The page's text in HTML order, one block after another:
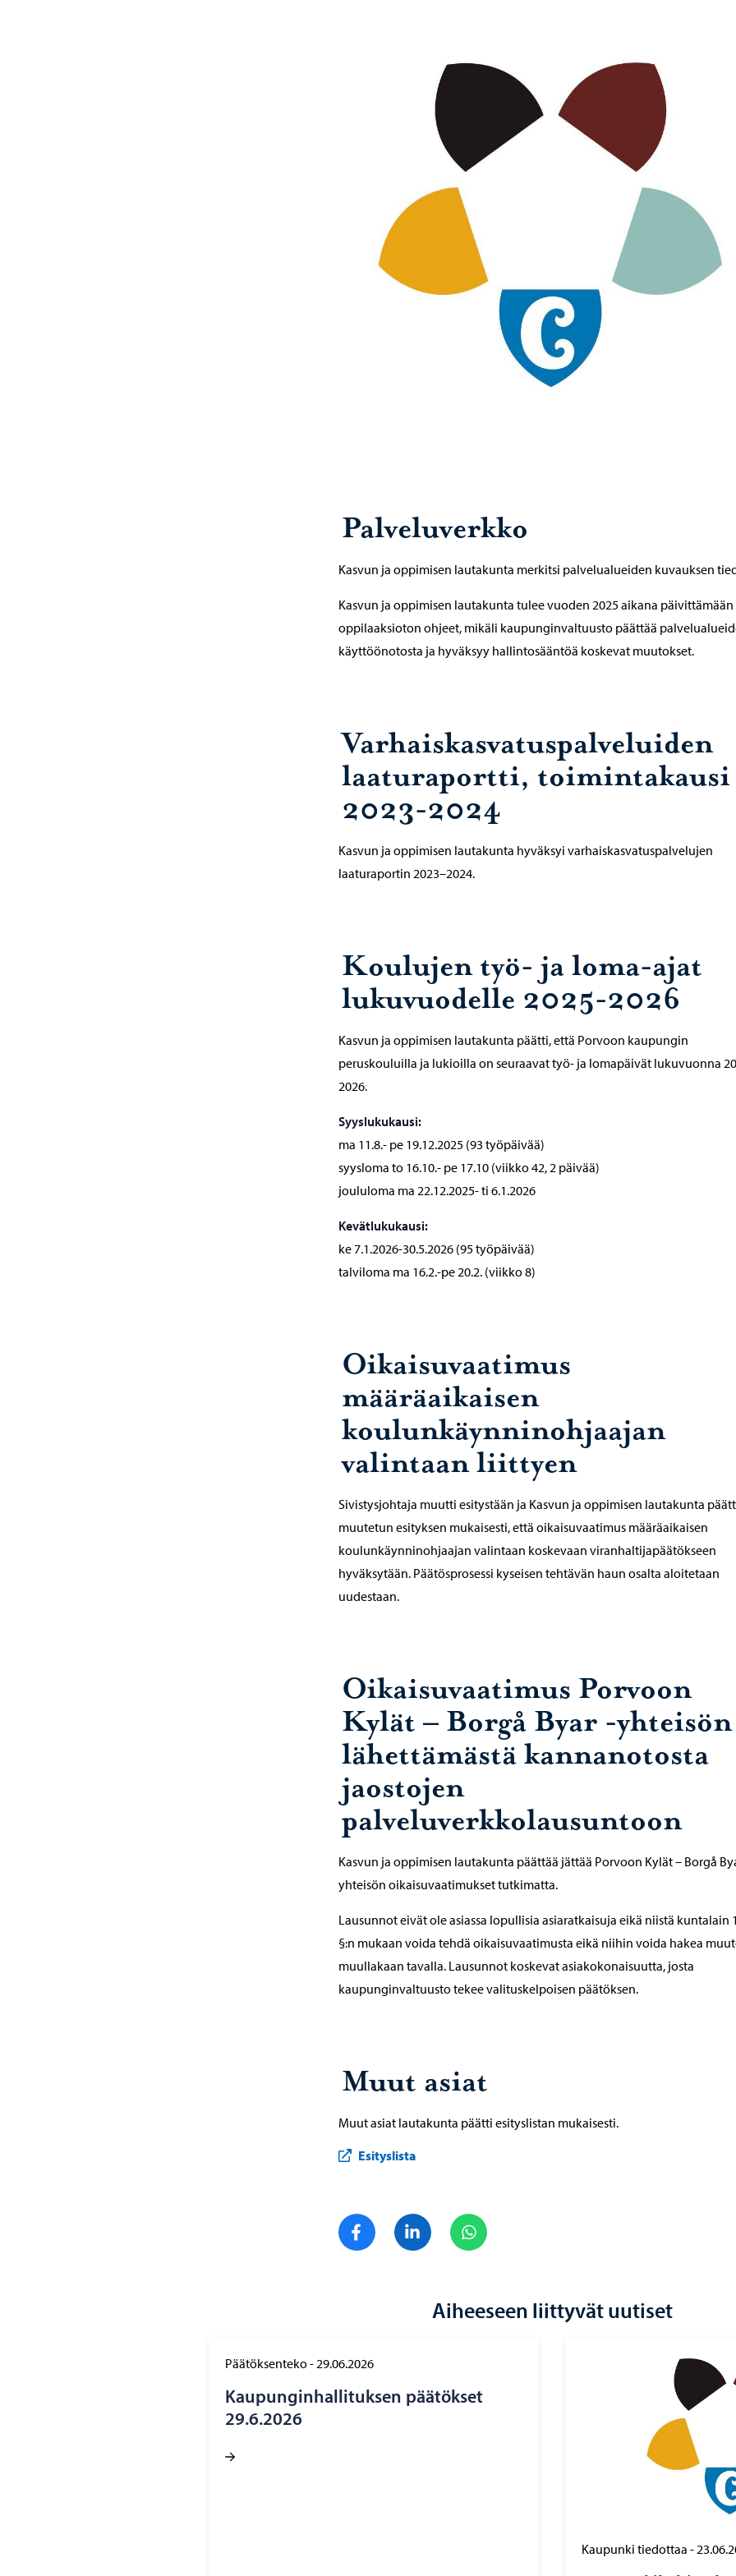
Palveluverkko
Kasvun ja oppimisen lautakunta merkitsi palvelualueiden kuvauksen
Kasvun ja oppimisen lautakunta tulee vuoden 2025 aikana päivittämään
oppilaaksioton ohjeet, mikäli kaupunginvaltuusto päättää
käyttöönotosta ja hyväksyy hallintosääntöä koskevat muutokset.
Varhaiskasvatuspalveluiden
laaturaportti, toimintakausi
2023-2024
Kasvun ja oppimisen lautakunta hyväksyi varhaiskasvatuspalvelujen
laaturaportin 2023–2024.
Koulujen työ- ja loma-ajat
lukuvuodelle 2025-2026
Kasvun ja oppimisen lautakunta päätti, että Porvoon kaupungin
peruskouluilla ja lukioilla on seuraavat työ- ja lomapäivät lukuvuonna
2026.
Syyslukukausi:
ma 11.8.- pe 19.12.2025 (93 työpäivää)
syysloma to 16.10.- pe 17.10 (viikko 42, 2 päivää)
joululoma ma 22.12.2025- ti 6.1.2026
Kevätlukukausi:
ke 7.1.2026-30.5.2026 (95 työpäivää)
talviloma ma 16.2.-pe 20.2. (viikko 8)
Oikaisuvaatimus
määräaikaisen
koulunkäynninohjaajan
valintaan liittyen
Sivistysjohtaja muutti esitystään ja Kasvun ja oppimisen lautakunta
muutetun esityksen mukaisesti, että oikaisuvaatimus määräaikaisen
koulunkäynninohjaajan valintaan koskevaan viranhaltijapäätökseen
hyväksytään. Päätösprosessi kyseisen tehtävän haun osalta aloitetaan
uudestaan.
Oikaisuvaatimus Porvoon
Kylät – Borgå Byar -yhteisön
lähettämästä kannanotosta
jaostojen
palveluverkkolausuntoon
Kasvun ja oppimisen lautakunta päättää jättää Porvoon Kylät – Borgå
yhteisön oikaisuvaatimukset tutkimatta.
Lausunnot eivät ole asiassa lopullisia asiaratkaisuja eikä niistä kuntalain
§:n mukaan voida tehdä oikaisuvaatimusta eikä niihin voida hakea
muullakaan tavalla. Lausunnot koskevat asiakokonaisuutta, josta
kaupunginvaltuusto tekee valituskelpoisen päätöksen.
Muut asiat
Muut asiat lautakunta päätti esityslistan mukaisesti.
Esityslista
Jaa FacebookJaa LinkedIn
Aiheeseen liittyvät uutiset
Päätöksenteko- 29.06.2026
Kau­pun­gin­hal­li­tuk­sen pää­tök­set
29.6.2026
Kaupunki tiedottaa -